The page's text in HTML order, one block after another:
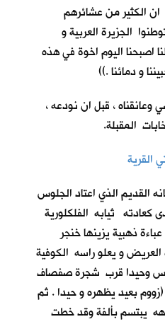
ان الكثير من عشائرهم
الجزيرة العربية و
اصبحنا اليوم اخوة في هذه
و دمائنا .))
، قبل ان نودعه ،
المقبلة.
القرية
القديم الذي اعتاد الجلوس
كعادته ثيابه الفلكلورية
ذهبية يزينها خنجر
و يعلو راسه الكوفية
وحيدا قرب شجرة صفصاف
بعيد يظهره و حيدا . ثم
يبتسم بألفة وقد خطت